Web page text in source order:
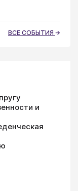
ВСЕ СОБЫТИЯ
и